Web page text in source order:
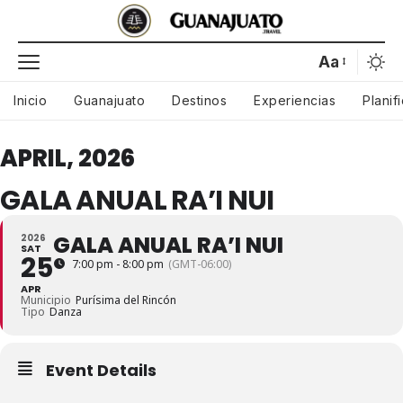
Aa
Inicio Guanajuato Destinos Experiencias
APRIL, 2026
GALA ANUAL RA’I NUI
2026
SAT
25
APR
GALA ANUAL RA’I NUI
7:00 pm - 8:00 pm (GMT-06:00)
Municipio Purísima del Rincón
Tipo Danza
Event Details